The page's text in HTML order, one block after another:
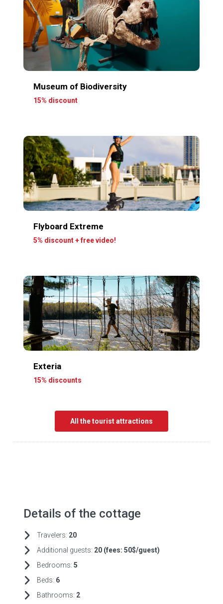
Museum of Biodiversity
15% discount
Flyboard Extreme
5% discount + free video!
Exteria
15% discounts
All the tourist attractions
Details of the cottage
Travelers: 20
Additional guests: 20 (fees: 50$/guest)
Bedrooms: 5
Beds: 6
Bathrooms: 2